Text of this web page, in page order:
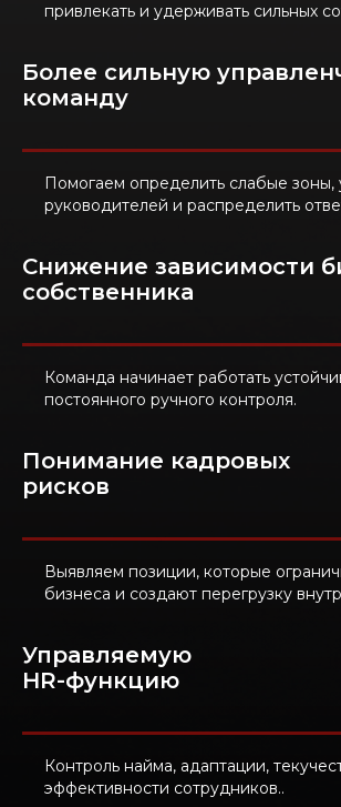
привлекать и удерживать сильных
Более сильную
команду
Помогаем определить слабые зоны,
руководителей и распределить
Снижение зависимости
собственника
Команда начинает работать
постоянного ручного контроля.
Понимание кадровых
рисков
Выявляем позиции, которые
бизнеса и создают перегрузку
Управляемую
HR-функцию
Контроль найма, адаптации,
эффективности сотрудников..